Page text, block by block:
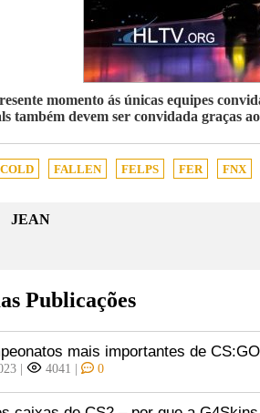
momento ás únicas equipes
também devem ser convidada graças
COLD FALLEN FELPS FER FNX
JEAN
Publicações
mais importantes de
| 4041 | 0